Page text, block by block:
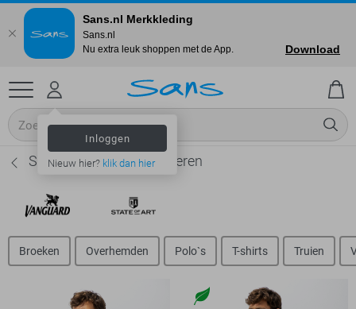
Inloggen
Nieuw hier? klik dan hier
State of Art Colberts - Heren
Broeken Overhemden Polo`s T-shirts Truien
Sans.nl Merkkleding
Sans.nl
Nu extra leuk shoppen met de App.
Download